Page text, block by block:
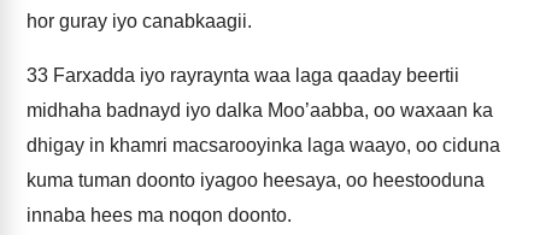
hor guray iyo canabkaagii.
33 Farxadda iyo rayraynta waa laga qaaday beertii
midhaha badnayd iyo dalka Moo’aabba, oo waxaan ka
dhigay in khamri macsarooyinka laga waayo, oo ciduna
kuma tuman doonto iyagoo heesaya, oo heestooduna
innaba hees ma noqon doonto.